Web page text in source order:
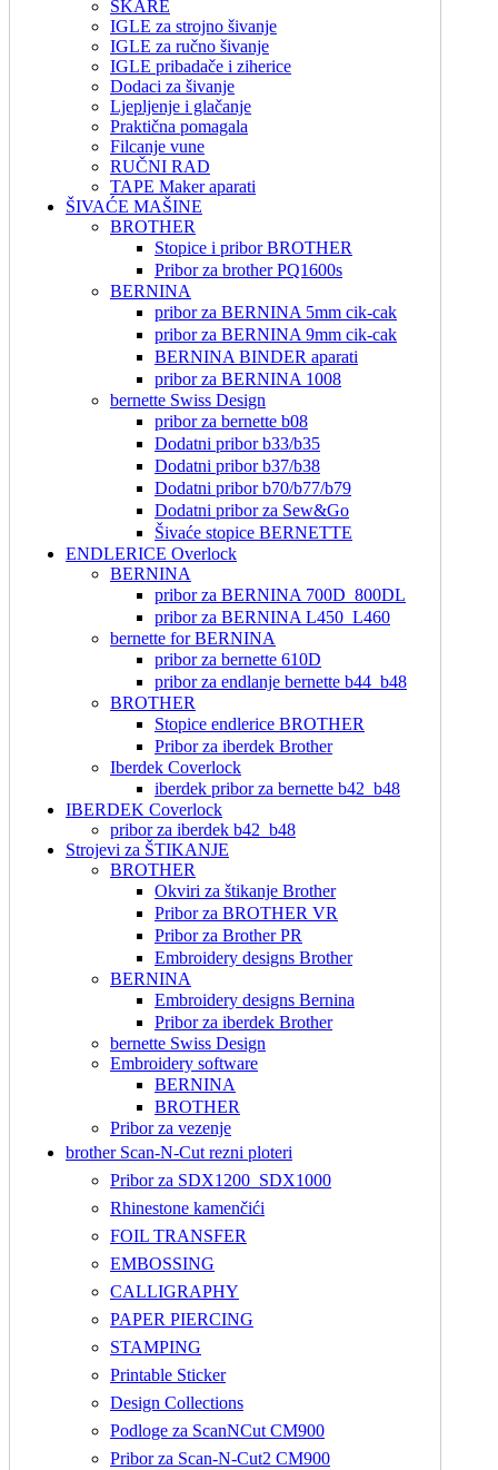
ŠKARE
IGLE za strojno šivanje
IGLE za ručno šivanje
IGLE pribadače i ziherice
Dodaci za šivanje
Ljepljenje i glačanje
Praktična pomagala
Filcanje vune
RUČNI RAD
TAPE Maker aparati
ŠIVAĆE MAŠINE
BROTHER
Stopice i pribor BROTHER
Pribor za brother PQ1600s
BERNINA
pribor za BERNINA 5mm cik-cak
pribor za BERNINA 9mm cik-cak
BERNINA BINDER aparati
pribor za BERNINA 1008
bernette Swiss Design
pribor za bernette b08
Dodatni pribor b33/b35
Dodatni pribor b37/b38
Dodatni pribor b70/b77/b79
Dodatni pribor za Sew&Go
Šivaće stopice BERNETTE
ENDLERICE Overlock
BERNINA
pribor za BERNINA 700D_800DL
pribor za BERNINA L450_L460
bernette for BERNINA
pribor za bernette 610D
pribor za endlanje bernette b44_b48
BROTHER
Stopice endlerice BROTHER
Pribor za iberdek Brother
Iberdek Coverlock
iberdek pribor za bernette b42_b48
IBERDEK Coverlock
pribor za iberdek b42_b48
Strojevi za ŠTIKANJE
BROTHER
Okviri za štikanje Brother
Pribor za BROTHER VR
Pribor za Brother PR
Embroidery designs Brother
BERNINA
Embroidery designs Bernina
Pribor za iberdek Brother
bernette Swiss Design
Embroidery software
BERNINA
BROTHER
Pribor za vezenje
brother Scan-N-Cut rezni ploteri
Pribor za SDX1200_SDX1000
Rhinestone kamenčići
FOIL TRANSFER
EMBOSSING
CALLIGRAPHY
PAPER PIERCING
STAMPING
Printable Sticker
Design Collections
Podloge za ScanNCut CM900
Pribor za Scan-N-Cut2 CM900